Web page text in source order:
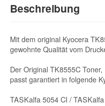
Beschreibung
Mit dem original Kyocera
gewohnte Qualität vom
Der Original TK8555C
passt garantiert in folgende
TASKalfa 5054 CI /